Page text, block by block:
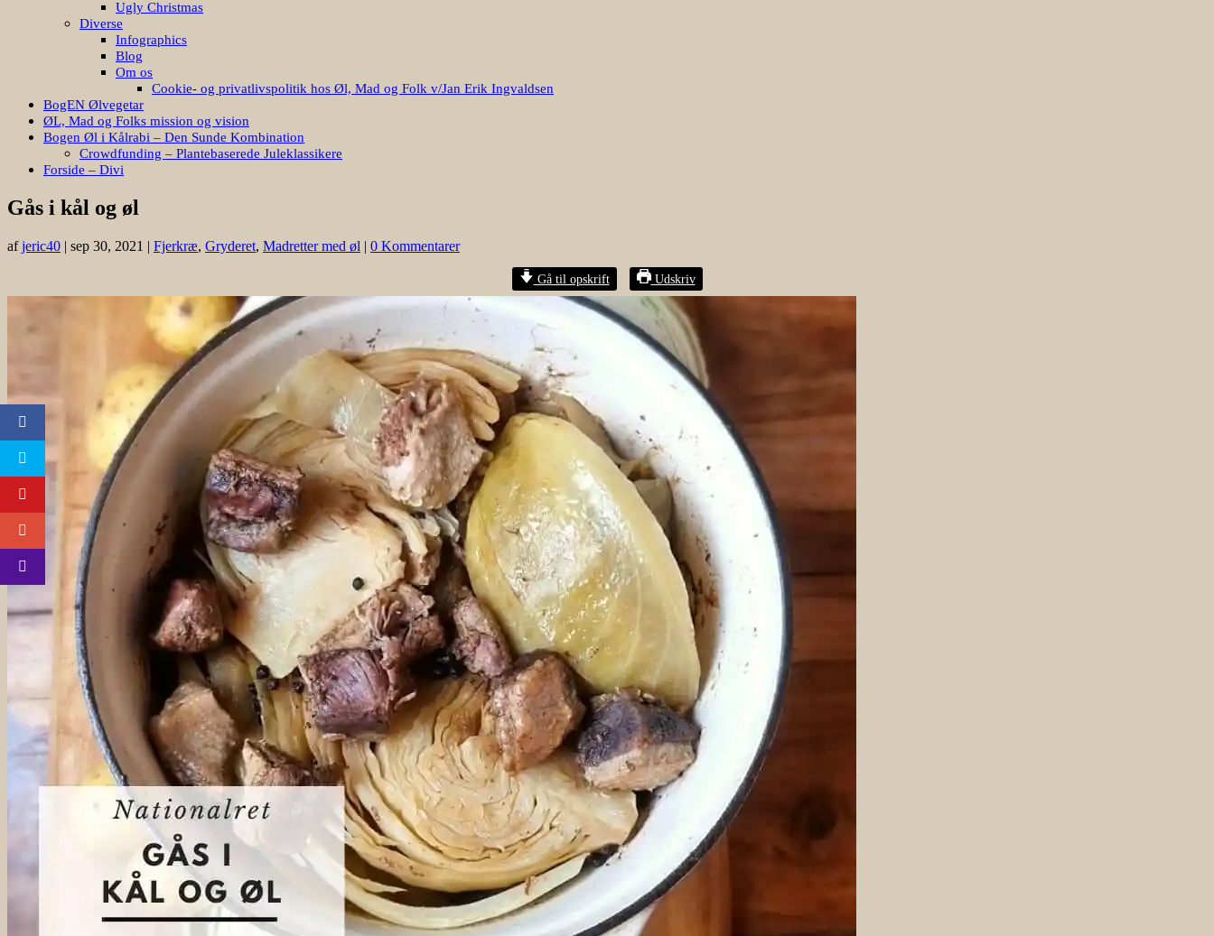
Ugly Christmas
Diverse
Infographics
Blog
Om os
Cookie- og privatlivspolitik hos Øl, Mad og Folk v/Jan Erik Ingvaldsen
BogEN Ølvegetar
ØL, Mad og Folks mission og vision
Bogen Øl i Kålrabi – Den Sunde Kombination
Crowdfunding – Plantebaserede Juleklassikere
Forside – Divi
Gås i kål og øl
afjeric40 | sep 30, 2021 | Fjerkræ, Gryderet, Madretter med øl | 0 Kommentarer
Gå til opskrift Udskriv